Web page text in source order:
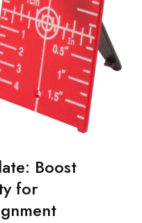
Boost
for